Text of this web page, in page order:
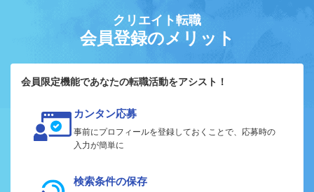
クリエイト転職
会員登録のメリット
会員限定機能であなたの転職活動をアシスト！
カンタン応募
事前にプロフィールを登録しておくことで、応募時の
入力が簡単に
検索条件の保存